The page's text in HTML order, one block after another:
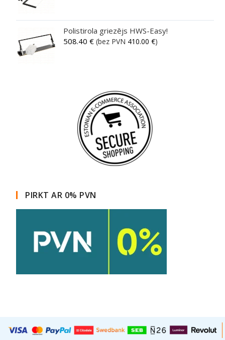
Polistirola griezējs HWS-Easy!
508.40€ (bez PVN 410.00€)
PIRKT AR 0% PVN